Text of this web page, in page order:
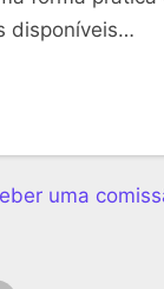
disponíveis…
uma